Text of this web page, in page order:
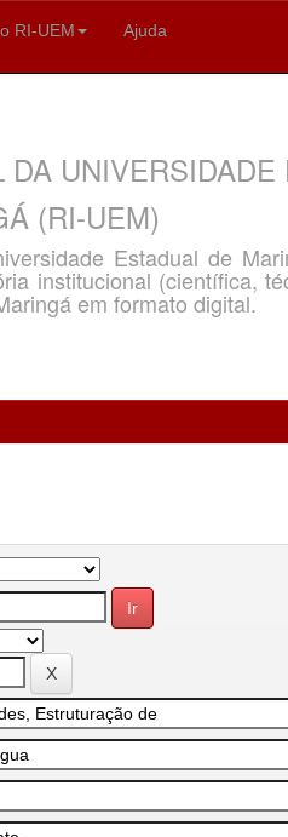
RI-UEM Ajuda
UNIVERSIDADE
(RI-UEM)
Estadual de
institucional (científica,
em formato digital.